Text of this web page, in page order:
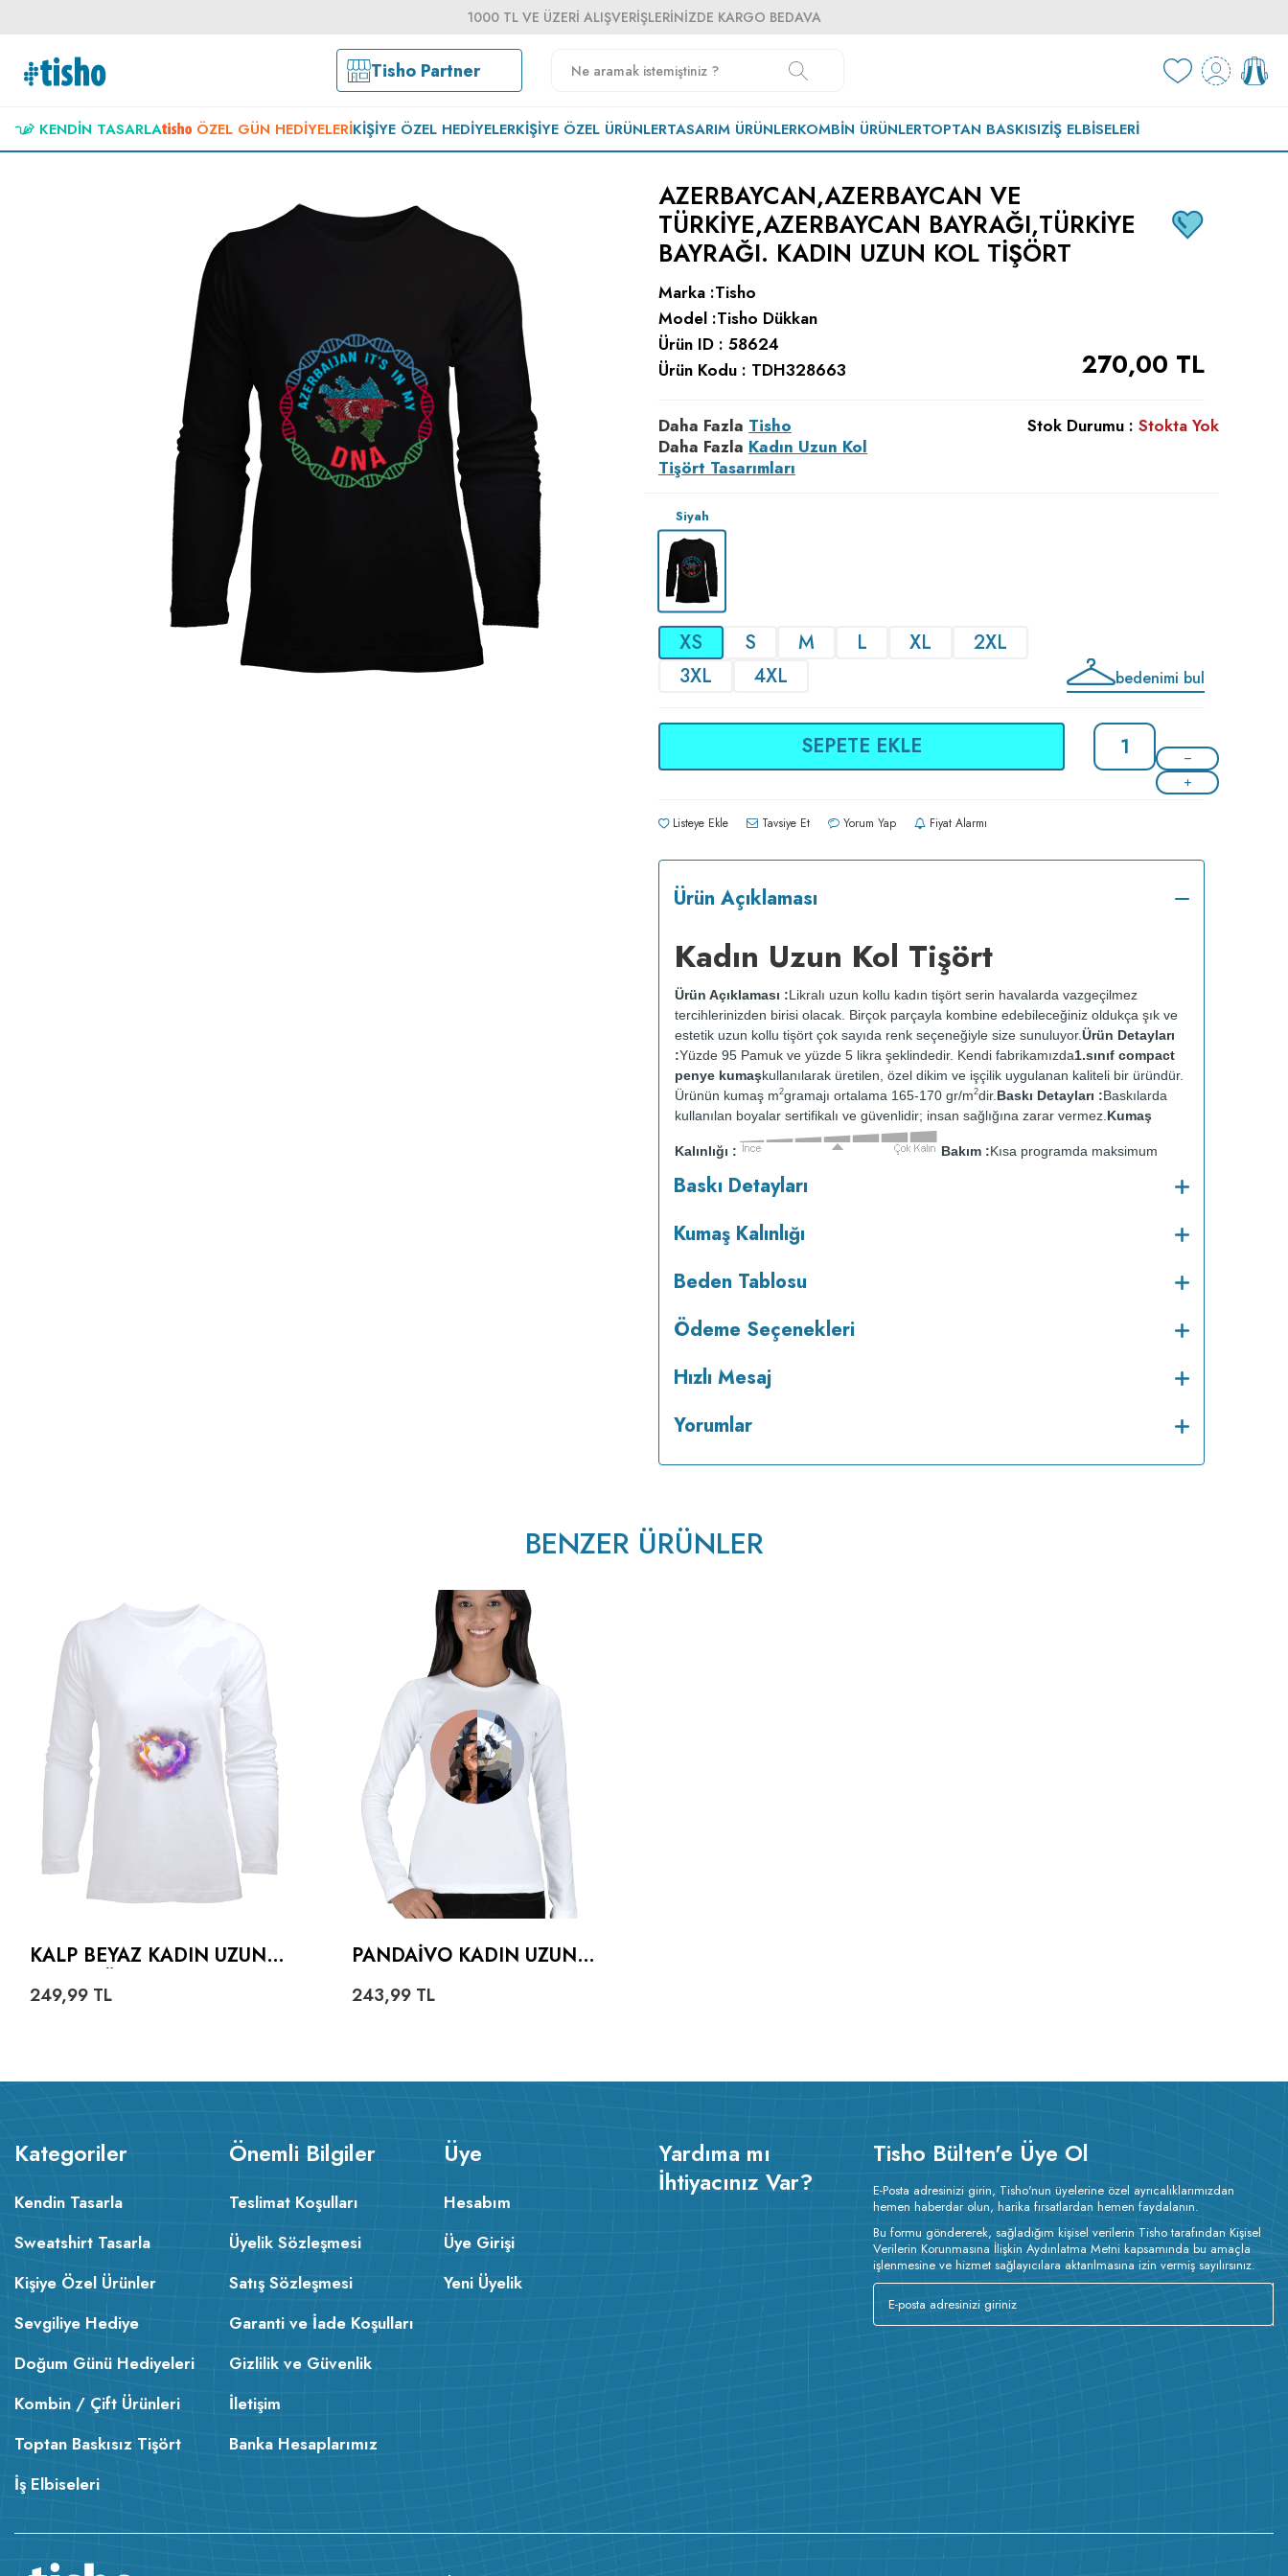
1000 TL VE ÜZERI ALIŞVERIŞLERINIZDE KARGO BEDAVA
Tisho Partner
KENDIN TASARLA ÖZEL GÜN HEDIYELERIKIŞIYE ÖZEL HEDIYELERKIŞIYE ÖZEL ÜRÜNLERTASARIM ÜRÜNLERKOMBIN ÜRÜNLERTOPTAN BASKISIZİŞ ELBISELERI
AZERBAYCAN,AZERBAYCAN VE
TÜRKIYE,AZERBAYCAN BAYRAĞI,TÜRKIYE
BAYRAĞI. KADIN UZUN KOL TIŞÖRT
Marka :Tisho
Model :Tisho Dükkan
Ürün ID : 58624
Ürün Kodu : TDH328663 270,00 TL
Daha Fazla Tisho
Daha Fazla Kadın Uzun Kol
Tişört Tasarımları
Stok Durumu : Stokta Yok
Siyah
XS S M L XL
2XL
3XL
4XL bedenimi bul
SEPETE EKLE
Listeye Ekle Tavsiye Et Yorum Yap Fiyat Alarmı
Ürün Açıklaması
Kadın Uzun Kol Tişört
Ürün Açıklaması :Likralı uzun kollu kadın tişört serin havalarda vazgeçilmez
tercihlerinizden birisi olacak. Birçok parçayla kombine edebileceğiniz oldukça şık ve
estetik uzun kollu tişört çok sayıda renk seçeneğiyle size sunuluyor.Ürün Detayları
:Yüzde 95 Pamuk ve yüzde 5 likra şeklindedir. Kendi fabrikamızda1.sınıf compact
penye kumaşkullanılarak üretilen, özel dikim ve işçilik uygulanan kaliteli bir üründür.
Ürünün kumaş m2gramajı ortalama 165-170 gr/m2dir. Baskı Detayları :Baskılarda
kullanılan boyalar sertifikalı ve güvenlidir; insan sağlığına zarar vermez. Kumaş
Kalınlığı : Bakım :Kısa programda maksimum
kurutulmaz.Orta ısıda ve tersten ütülenir.
Baskı Detayları
Kumaş Kalınlığı
Beden Tablosu
Ödeme Seçenekleri
Hızlı Mesaj
Yorumlar
BENZER ÜRÜNLER
KALP BEYAZ KADIN UZUN
249,99 TL
PANDAIVO KADIN UZUN
243,99 TL
Kategoriler
Kendin Tasarla
Sweatshirt Tasarla
Kişiye Özel Ürünler
Sevgiliye Hediye
Doğum Günü Hediyeleri
Kombin / Çift Ürünleri
Toptan Baskısız Tişört
İş Elbiseleri
Önemli Bilgiler
Teslimat Koşulları
Üyelik Sözleşmesi
Satış Sözleşmesi
Garanti ve İade Koşulları
Gizlilik ve Güvenlik
İletişim
Banka Hesaplarımız
Üye
Hesabım
Üye Girişi
Yeni Üyelik
Yardıma mı
İhtiyacınız Var?
Tisho Bülten'e Üye Ol
E-Posta adresinizi girin, Tisho'nun üyelerine özel ayrıcalıklarımızdan
hemen haberdar olun, harika fırsatlardan hemen faydalanın.
Bu formu göndererek, sağladığım kişisel verilerin Tisho tarafından Kişisel
Verilerin Korunmasına İlişkin Aydınlatma Metni kapsamında bu amaçla
işlenmesine ve hizmet sağlayıcılara aktarılmasına izin vermiş sayılırsınız.